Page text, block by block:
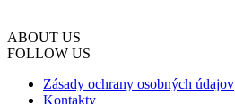
ABOUT US
FOLLOW US
Zásady ochrany osobných údajov
Kontakty